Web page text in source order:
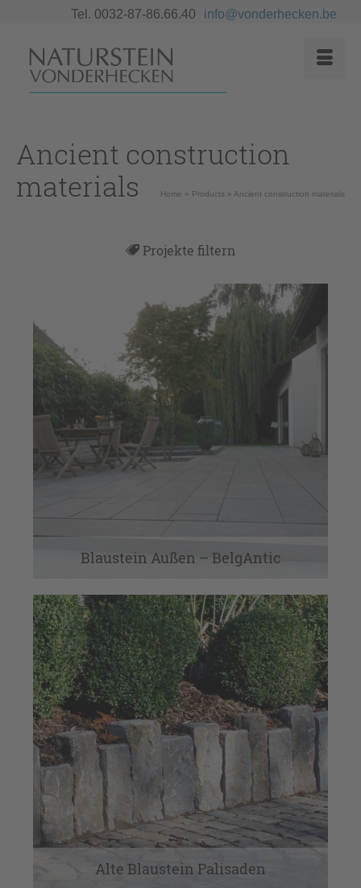
Tel. 0032-87-86.66.40 info@vonderhecken.be
Ancient construction
materials
Home » Products » Ancient construction materials
Projekte filtern
Angebote
Antike Böden
Antike Böden & Kamine
Antikes Baumaterial
Auf Maß
Baumaterial Antik & Neu
Blaustein Innen & Außen
Dekoration & Interieur
Eichendielen
Eichendielen mit Patina
Gartendekoration
Interieur
Kamine
Kastanienzäune
Laternen
Blaustein Außen – BelgAntic
Alte Blaustein Palisaden